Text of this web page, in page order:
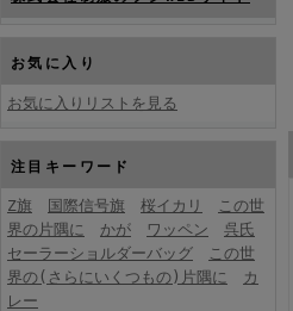
お気に入り
お気に入りリストを見る
注目キーワード
Z旗 国際信号旗 桜イカリ
この世
界の片隅に
かが ワッペン
呉氏
セーラーショルダーバッグ
この世
界の(さらにいくつもの)片隅に
カ
レー